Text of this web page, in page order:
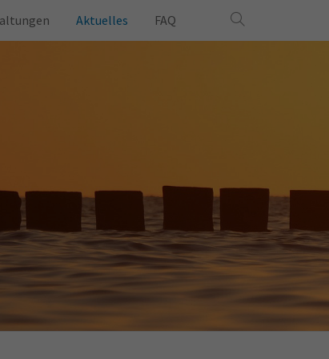
Aktuelles FAQ